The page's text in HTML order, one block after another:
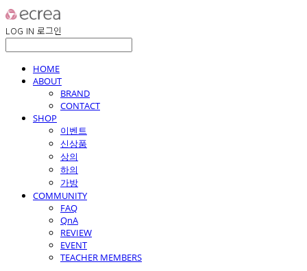
LOG IN 로그인
HOME
ABOUT
BRAND
CONTACT
SHOP
이벤트
신상품
상의
하의
가방
COMMUNITY
FAQ
QnA
REVIEW
EVENT
TEACHER MEMBERS